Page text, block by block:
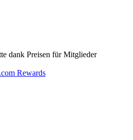
dank Preisen für Mitglieder
Rewards